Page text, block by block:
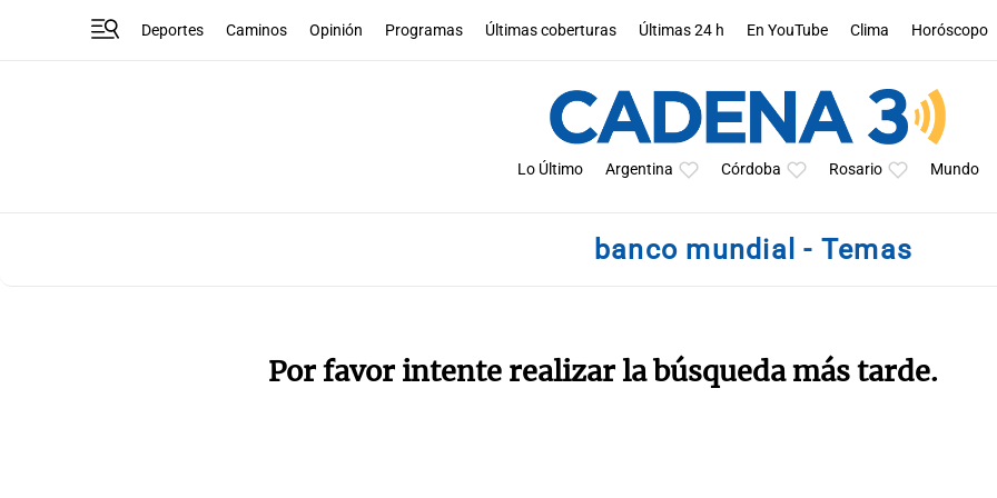
Deportes Caminos Opinión Programas Últimas coberturas Últimas 24 h En YouTube Clima Horóscopo
Lo Último Argentina Córdoba Rosario Mundo
banco mundial - Temas
Por favor intente realizar la búsqueda más tarde.